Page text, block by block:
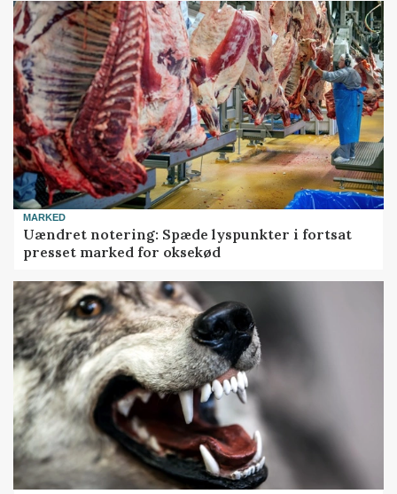
MARKED
Uændret notering: Spæde lyspunkter i fortsat
presset marked for oksekød